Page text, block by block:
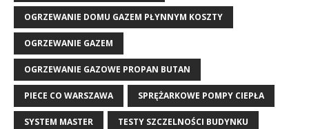
OGRZEWANIE DOMU GAZEM PŁYNNYM KOSZTY
OGRZEWANIE GAZEM
OGRZEWANIE GAZOWE PROPAN BUTAN
PIECE CO WARSZAWA SPRĘŻARKOWE POMPY CIEPŁA
SYSTEM MASTER TESTY SZCZELNOŚCI BUDYNKU